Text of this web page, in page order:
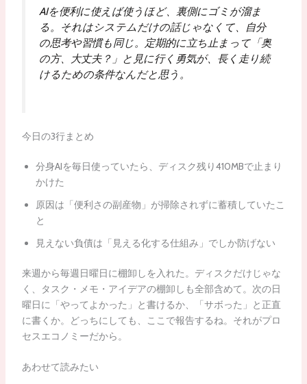
AIを便利に使えば使うほど、裏側にゴミが溜ま
る。それはシステムだけの話じゃなくて、自分
の思考や習慣も同じ。定期的に立ち止まって「奥
の方、大丈夫？」と見に行く勇気が、長く走り続
けるための条件なんだと思う。
今日の3行まとめ
分身AIを毎日使っていたら、ディスク残り410MBで止まり
かけた
原因は「便利さの副産物」が掃除されずに蓄積していたこ
と
見えない負債は「見える化する仕組み」でしか防げない
来週から毎週日曜日に棚卸しを入れた。ディスクだけじゃな
く、タスク・メモ・アイデアの棚卸しも全部含めて。次の日
曜日に「やってよかった」と書けるか、「サボった」と正直
に書くか。どっちにしても、ここで報告するね。それがプロ
セスエコノミーだから。
あわせて読みたい